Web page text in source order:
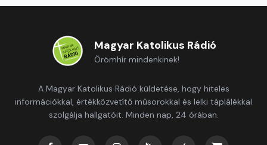
Magyar Katolikus Rádió
Örömhír mindenkinek!
A Magyar Katolikus Rádió küldetése, hogy hiteles
információkkal, értékközvetítő műsorokkal és lelki táplálékkal
szolgálja hallgatóit. Minden nap, 24 órában.